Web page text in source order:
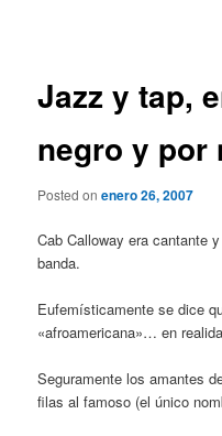
Jazz y tap,
negro y por
Posted onenero 26, 2007
Cab Calloway era cantante
banda.
Eufemísticamente se dice
«afroamericana»… en
Seguramente los amantes
filas al famoso (el único